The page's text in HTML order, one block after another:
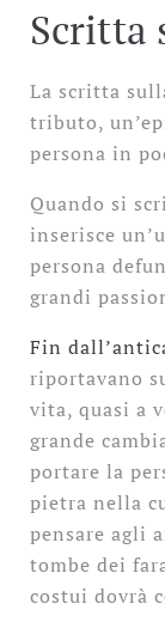
Scritta
La scritta
tributo,
persona in
Quando si
inserisce
persona
grandi
Fin
riportavano
vita, quasi a
grande
portare la
pietra nella
pensare agli
tombe dei
costui dovrà